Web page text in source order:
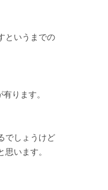
というまでの
ります。
でしょうけど
います。